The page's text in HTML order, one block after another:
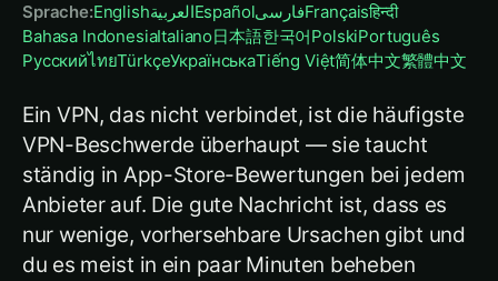
Sprache:EnglishالعربيةEspañolفارسیFrançaisहिन्दी
Bahasa IndonesiaItaliano日本語한국어PolskiPortuguês
РусскийไทยTürkçeУкраїнськаTiếng Việt简体中文繁體中文
Ein VPN, das nicht verbindet, ist die häufigste
VPN-Beschwerde überhaupt — sie taucht
ständig in App-Store-Bewertungen bei jedem
Anbieter auf. Die gute Nachricht ist, dass es
nur wenige, vorhersehbare Ursachen gibt und
du es meist in ein paar Minuten beheben